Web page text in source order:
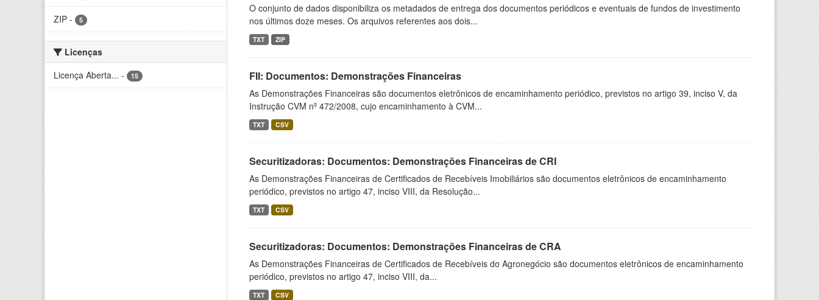
ZIP - 5
Licenças
Licença Aberta... - 15
O conjunto de dados disponibiliza os metadados de entrega dos documentos periódicos e eventuais de fundos de investimento
nos últimos doze meses. Os arquivos referentes aos dois...
TXT ZIP
FII: Documentos: Demonstrações Financeiras
As Demonstrações Financeiras são documentos eletrônicos de encaminhamento periódico, previstos no artigo 39, inciso V, da
Instrução CVM nº 472/2008, cujo encaminhamento à CVM...
TXT CSV
Securitizadoras: Documentos: Demonstrações Financeiras de CRI
As Demonstrações Financeiras de Certificados de Recebíveis Imobiliários são documentos eletrônicos de encaminhamento
periódico, previstos no artigo 47, inciso VIII, da Resolução...
TXT CSV
Securitizadoras: Documentos: Demonstrações Financeiras de CRA
As Demonstrações Financeiras de Certificados de Recebíveis do Agronegócio são documentos eletrônicos de encaminhamento
periódico, previstos no artigo 47, inciso VIII, da...
TXT CSV